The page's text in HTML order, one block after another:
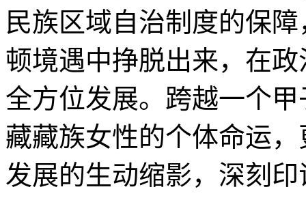
民族区域自治制度的保
顿境遇中挣脱出来，在
全方位发展。跨越一个
藏藏族女性的个体命运
发展的生动缩影，深刻